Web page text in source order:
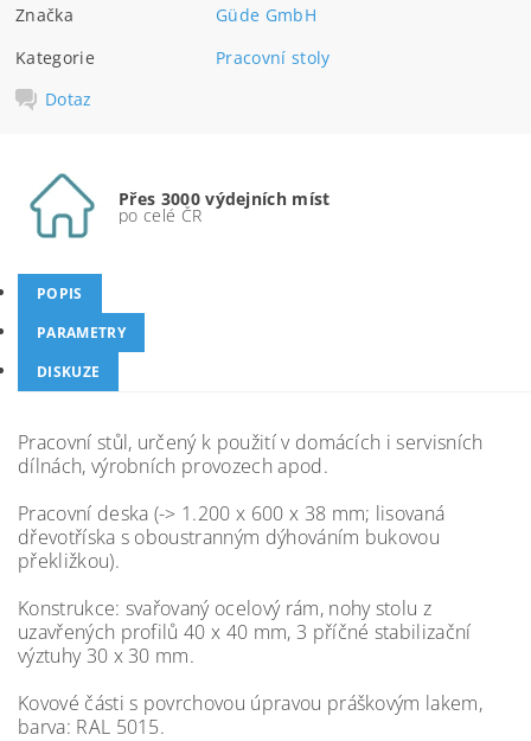
Značka
Güde GmbH
Kategorie
Pracovní stoly
Dotaz
Přes 3000 výdejních míst
po celé ČR
POPIS
PARAMETRY
DISKUZE
Pracovní stůl, určený k použití v domácích i servisních
dílnách, výrobních provozech apod.
Pracovní deska (-> 1.200 x 600 x 38 mm; lisovaná
dřevotříska s oboustranným dýhováním bukovou
překližkou).
Konstrukce: svařovaný ocelový rám, nohy stolu z
uzavřených profilů 40 x 40 mm, 3 příčné stabilizační
výztuhy 30 x 30 mm.
Kovové části s povrchovou úpravou práškovým lakem,
barva: RAL 5015.